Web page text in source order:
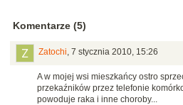
Komentarze (5)
Zatochi 7 stycznia 2010, 15:26
A w mojej wsi mieszkańcy ostro
przekaźników przez telefonie
powoduje raka i inne choroby...